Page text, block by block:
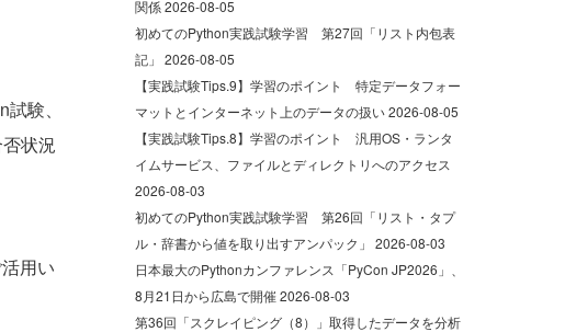
験、
状況
用い
関係2026-08-05
初めてのPython実践試験学習 第27回「リスト内包表
記」 2026-08-05
【実践試験Tips.9】学習のポイント 特定データフォー
マットとインターネット上のデータの扱い2026-08-05
【実践試験Tips.8】学習のポイント 汎用OS・ランタ
イムサービス、ファイルとディレクトリへのアクセス
2026-08-03
初めてのPython実践試験学習 第26回「リスト・タプ
ル・辞書から値を取り出すアンパック」 2026-08-03
日本最大のPythonカンファレンス「PyCon JP2026」、
8月21日から広島で開催2026-08-03
第36回「スクレイピング（8）」取得したデータを分析